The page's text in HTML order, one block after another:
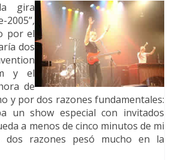
gira
por el
dos
y el
de
y por dos razones fundamentales:
un show especial con invitados
a menos de cinco minutos de mi
dos razones pesó mucho en la